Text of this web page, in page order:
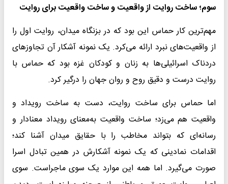
سوم؛ ساخت روایت از واقعیت و ساخت واقعیت برای روایت
مهم‌ترین کار حماس این بود که در بزنگاه میدان، روایت اول را
از واقعیت‌های نبرد ارائه می‌کرد. یک نمونه آشکار آن تجاوزهای
دردناک اسرائیلی‌ها به زنان و کودکان غزه بود که حماس با
روایت درست و دقیق روح و روان جهان را درگیر کرد.
اما حماس برای ساخت روایت، دست به ساخت رویداد و
واقعیت هم می‌زد؛ ساخت واقعیت به‌معنای رویداد معنادار و
رسانه‌ای که بتواند مخاطب را با حقایق میدان آشنا کند؛
اقدامات نمادینی که یک نمونه آشکارش در همین تبادل اسرا
صورت می‌گیرد. اما همه این موارد یک سوی ماجراست. سوی